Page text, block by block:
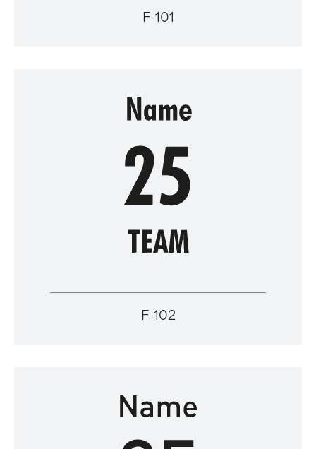
F-101
F-102